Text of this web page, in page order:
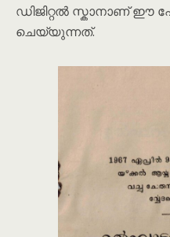
ഡിജിറ്റൽ സ്കാനാണ് ഈ
ചെയ്യുന്നത്.